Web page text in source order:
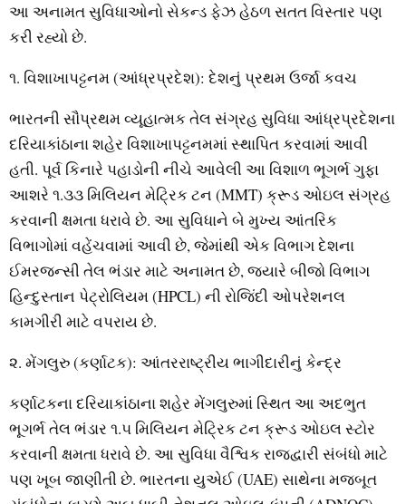
આ અનામત સુવિધાઓનો સેકન્ડ ફેઝ હેઠળ સતત વિસ્તાર પણ
કરી રહ્યો છે.
૧. વિશાખાપટ્ટનમ (આંધ્રપ્રદેશ): દેશનું પ્રથમ ઉર્જા કવચ
ભારતની સૌપ્રથમ વ્યૂહાત્મક તેલ સંગ્રહ સુવિધા આંધ્રપ્રદેશના
દરિયાકાંઠાના શહેર વિશાખાપટ્ટનમમાં સ્થાપિત કરવામાં આવી
હતી. પૂર્વ કિનારે પહાડોની નીચે આવેલી આ વિશાળ ભૂગર્ભ ગુફા
આશરે ૧.૩૩ મિલિયન મેટ્રિક ટન (MMT) ક્રૂડ ઓઇલ સંગ્રહ
કરવાની ક્ષમતા ધરાવે છે. આ સુવિધાને બે મુખ્ય આંતરિક
વિભાગોમાં વહેંચવામાં આવી છે, જેમાંથી એક વિભાગ દેશના
ઈમરજન્સી તેલ ભંડાર માટે અનામત છે, જ્યારે બીજો વિભાગ
હિન્દુસ્તાન પેટ્રોલિયમ (HPCL) ની રોજિંદી ઓપરેશનલ
કામગીરી માટે વપરાય છે.
૨. મેંગલુરુ (કર્ણાટક): આંતરરાષ્ટ્રીય ભાગીદારીનું કેન્દ્ર
કર્ણાટકના દરિયાકાંઠાના શહેર મેંગલુરુમાં સ્થિત આ અદભુત
ભૂગર્ભ તેલ ભંડાર ૧.૫ મિલિયન મેટ્રિક ટન ક્રૂડ ઓઇલ સ્ટોર
કરવાની ક્ષમતા ધરાવે છે. આ સુવિધા વૈશ્વિક રાજદ્વારી સંબંધો માટે
પણ ખૂબ જાણીતી છે. ભારતના યુએઈ (UAE) સાથેના મજબૂત